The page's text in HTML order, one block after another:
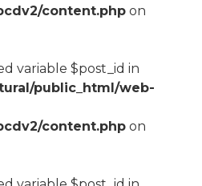
content.phpon
variable $post_id in
public_html/web-
content.phpon